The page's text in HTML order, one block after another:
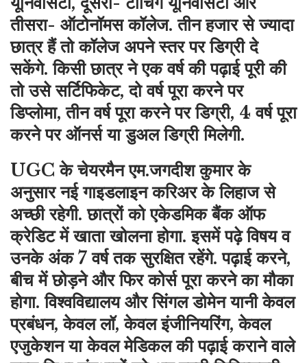
तीसरा- ऑटोनॉमस कॉलेज. तीन हजार से ज्यादा
छात्र हैं तो कॉलेज अपने स्तर पर डिग्री दे
सकेंगे. किसी छात्र ने एक वर्ष की पढ़ाई पूरी की
तो उसे सर्टिफिकेट, दो वर्ष पूरा करने पर
डिप्लोमा, तीन वर्ष पूरा करने पर डिग्री, 4 वर्ष पूरा
करने पर ऑनर्स या डुअल डिग्री मिलेगी.
UGC के चेयरमैन एम.जगदीश कुमार के
अनुसार नई गाइडलाइन करिअर के लिहाज से
अच्छी रहेगी. छात्रों को एकेडमिक बैंक ऑफ
क्रेडिट में खाता खोलना होगा. इसमें पढ़े विषय व
उनके अंक 7 वर्ष तक सुरक्षित रहेंगे. पढ़ाई करने,
बीच में छोड़ने और फिर कोर्स पूरा करने का मौका
होगा. विश्वविद्यालय और सिंगल डोमेन यानी केवल
प्रबंधन, केवल लॉ, केवल इंजीनियरिंग, केवल
एजुकेशन या केवल मेडिकल की पढ़ाई कराने वाले